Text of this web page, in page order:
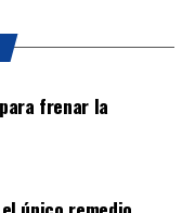
frenar la